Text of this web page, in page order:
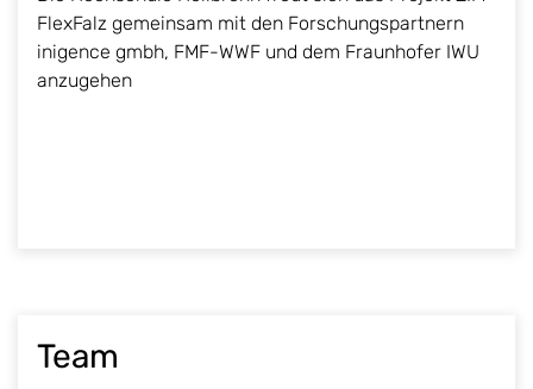
FlexFalz gemeinsam mit den Forschungspartnern
inigence gmbh, FMF-WWF und dem Fraunhofer IWU
anzugehen
Team